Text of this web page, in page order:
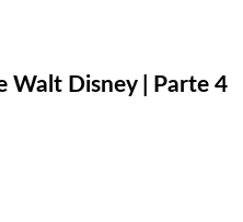
Walt Disney | Parte 4